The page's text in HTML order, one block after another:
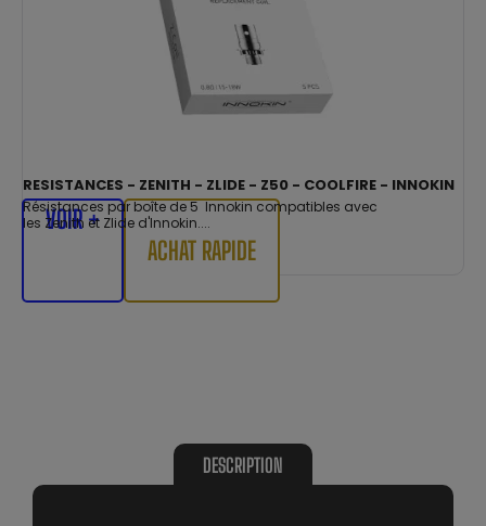
RESISTANCES - ZENITH - ZLIDE - Z50 - COOLFIRE - INNOKIN
Résistances par boîte de 5 Innokin compatibles avec
les Zenith et Zlide d'Innokin....
VOIR +
ACHAT RAPIDE
DESCRIPTION